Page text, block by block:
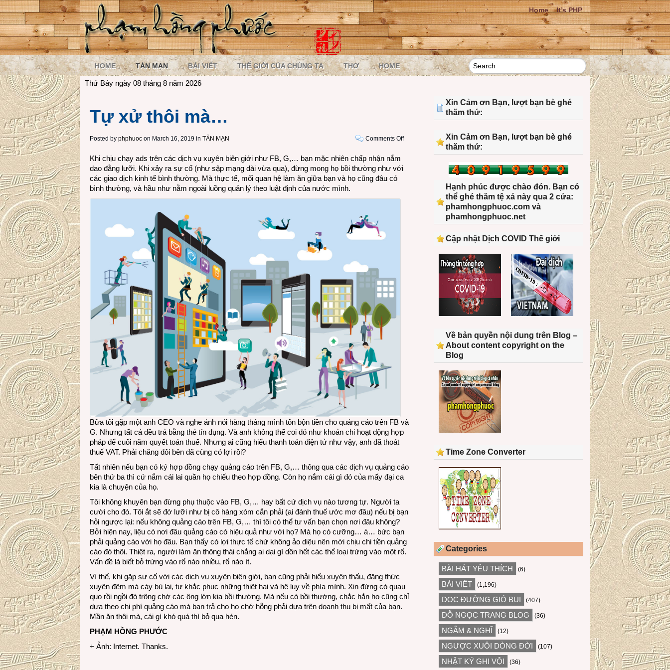
Home It’s PHP
HOME TẢN MẠN BÀI VIẾT THẾ GIỚI CỦA CHÚNG TA THƠ HOME
Thứ Bảy ngày 08 tháng 8 năm 2026
Tự xử thôi mà…
Posted by phphuoc on March 16, 2019 in TẢN MẠN Comments Offon
Khi chịu chạy ads trên các dịch vụ xuyên biên giới như FB, G,… bạn mặc nhiên chấp nhận nắm
dao đằng lưỡi. Khi xảy ra sự cố (như sập mạng dài vừa qua), đừng mong họ bồi thường như với
các giao dịch kinh tế bình thường. Mà thực tế, mối quan hệ làm ăn giữa bạn và họ cũng đâu có
bình thường, và hầu như nằm ngoài luồng quản lý theo luật định của nước mình.
Bữa tôi gặp một anh CEO và nghe ảnh nói hàng tháng mình tốn bộn tiền cho quảng cáo trên FB và
G. Nhưng tất cả đều trả bằng thẻ tín dụng. Và anh không thể coi đó như khoản chi hoạt động hợp
pháp để cuối năm quyết toán thuế. Nhưng ai cũng hiểu thanh toán điện tử như vậy, anh đã thoát
thuế VAT. Phải chăng đôi bên đã cùng có lợi rồi?
Tất nhiên nếu bạn có ký hợp đồng chạy quảng cáo trên FB, G,… thông qua các dịch vụ quảng cáo
bên thứ ba thì cứ nắm cái lai quần họ chiếu theo hợp đồng. Còn họ nắm cái gì đó của mấy đại ca
kia là chuyện của họ.
Tôi không khuyên bạn đừng phụ thuộc vào FB, G,… hay bất cứ dịch vụ nào tương tự. Người ta
cười cho đó. Tôi ắt sẽ đớ lưỡi như bị cô hàng xóm cắn phải (ai đánh thuế ước mơ đâu) nếu bị bạn
hỏi ngược lại: nếu không quảng cáo trên FB, G,… thì tôi có thể tư vấn bạn chọn nơi đâu không?
Bởi hiện nay, liệu có nơi đâu quảng cáo có hiệu quả như với họ? Mà họ có cưỡng… à… bức bạn
phải quảng cáo với họ đâu. Bạn thấy có lợi thực tế chứ không ảo diệu nên mới chịu chi tiền quảng
cáo đó thôi. Thiệt ra, người làm ăn thông thái chẳng ai dại gì dồn hết các thể loại trứng vào một rổ.
Vấn đề là biết bỏ trứng vào rổ nào nhiều, rổ nào ít.
Vì thế, khi gặp sự cố với các dịch vụ xuyên biên giới, bạn cũng phải hiểu xuyên thấu, đặng thức
xuyên đêm mà cày bù lại, tự khắc phục những thiệt hại và hệ lụy về phía mình. Xin đừng có quạu
quọ rồi ngồi đó trông chờ các ông lớn kia bồi thường. Mà nếu có bồi thường, chắc hẳn họ cũng chỉ
dựa theo chi phí quảng cáo mà bạn trả cho họ chớ hỗng phải dựa trên doanh thu bị mất của bạn.
Mần ăn thôi mà, cái gì khó quá thì bỏ qua hén.
PHẠM HỒNG PHƯỚC
+ Ảnh: Internet. Thanks.
Xin Cảm ơn Bạn, lượt bạn bè ghé
thăm thứ:
Xin Cảm ơn Bạn, lượt bạn bè ghé
thăm thứ:
Hạnh phúc được chào đón. Bạn có
thể ghé thăm tệ xá này qua 2 cửa:
phamhongphuoc.com và
phamhongphuoc.net
Cập nhật Dịch COVID Thế giới
Về bản quyền nội dung trên Blog –
About content copyright on the
Blog
Time Zone Converter
Categories
BÀI HÁT YÊU THÍCH (6)
BÀI VIẾT (1,196)
DỌC ĐƯỜNG GIÓ BỤI (407)
ĐỖ NGỌC TRANG BLOG (36)
NGẪM & NGHĨ (12)
NGƯỢC XUÔI DÒNG ĐỜI (107)
NHẬT KÝ GHI VỘI (36)